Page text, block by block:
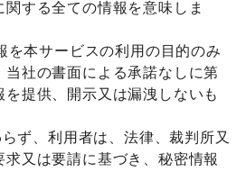
する全ての情報を意味しま
を本サービスの利用の目的のみ
当社の書面による承諾なしに第
提供、開示又は漏洩しないも
ず、利用者は、法律、裁判所又
又は要請に基づき、秘密情報